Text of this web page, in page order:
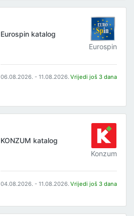
Eurospin katalog
Eurospin
06.08.2026. - 11.08.2026. Vrijedi još 3 dana
KONZUM katalog
Konzum
04.08.2026. - 11.08.2026. Vrijedi još 3 dana